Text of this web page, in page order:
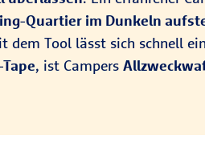
Quartier im Dunkeln
Tool lässt sich schnell
, ist Campers